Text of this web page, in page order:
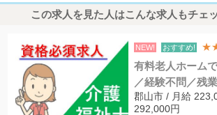
この求人を見た人はこんな求人もチェ
NEW! おすすめ!
有料老人ホーム
／経験不問／残
郡山市 / 月給
292,000円